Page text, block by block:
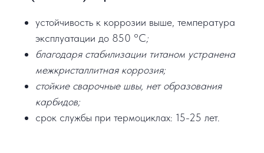
устойчивость к коррозии выше, температура
эксплуатации до 850 °C;
благодаря стабилизации титаном устранена
межкристаллитная коррозия;
стойкие сварочные швы, нет образования
карбидов;
срок службы при термоциклах: 15-25 лет.